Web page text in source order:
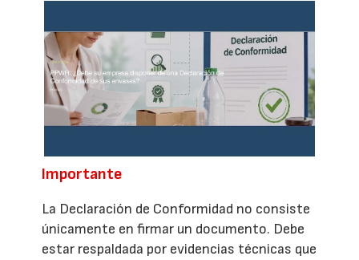
Importante
La Declaración de Conformidad no consiste
únicamente en firmar un documento. Debe
estar respaldada por evidencias técnicas que